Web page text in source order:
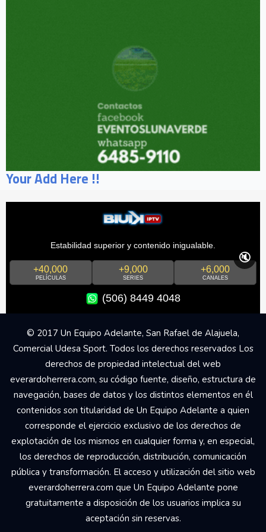
Your Add Here !!
Estabilidad superior y contenido inigualable.
+40,000
PELÍCULAS
+9,000
SERIES
+6,000
CANALES
(506) 8449 4048
🔇
© 2017 Un Equipo Adelante, San Rafael de Alajuela,
Comercial Udesa Sport. Todos los derechos reservados Los
derechos de propiedad intelectual del web
everardoherrera.com, su código fuente, diseño, estructura de
navegación, bases de datos y los distintos elementos en él
contenidos son titularidad de Un Equipo Adelante a quien
corresponde el ejercicio exclusivo de los derechos de
explotación de los mismos en cualquier forma y, en especial,
los derechos de reproducción, distribución, comunicación
pública y transformación. El acceso y utilización del sitio web
everardoherrera.com que Un Equipo Adelante pone
gratuitamente a disposición de los usuarios implica su
aceptación sin reservas.